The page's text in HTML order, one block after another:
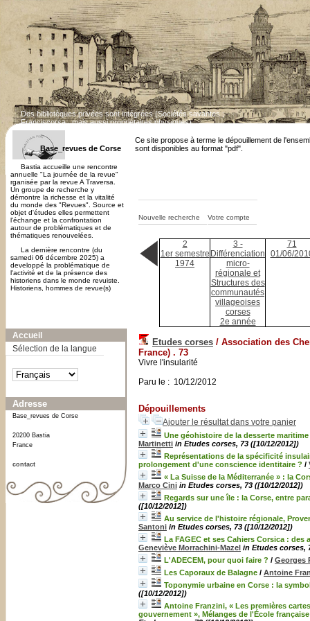
Ce site propose à terme le dépouillement de
sont disponibles au format "pdf".
Des bibliotèques privées sont intégrées (Sociétés savantes ;
Franciscorsa...mais aussi propriétaires physiques)
Nouvelle recherche Votre compte
2
1er semestre
1974
3 -
Différenciation
micro-
régionale et
Structures des
communautés
villageoises
corses
2e année
71
01/06/
Etudes corses / Association des
France) . 73
Vivre l'insularité
Paru le : 10/12/2012
Dépouillements
Ajouter le résultat dans votre panier
Une géohistoire de la desserte
Martinetti in Etudes corses, 73 ([10/12/2012])
Représentations de la spécificité
prolongement d'une conscience identitaire ? /
« La Suisse de la Méditerranée » : la
Marco Cini in Etudes corses, 73 ([10/12/2012])
Regards sur une île : la Corse, entre
([10/12/2012])
Au service de l'histoire régionale,
Santoni in Etudes corses, 73 ([10/12/2012])
La FAGEC et ses Cahiers Corsica :
Geneviève Morrachini-Mazel in Etudes corses,
L'ADECEM, pour quoi faire ? / Georges
Les Caporaux de Balagne / Antoine
Toponymie urbaine en Corse : la
([10/12/2012])
Antoine Franzini, « Les premières
gouvernement », Mélanges de l'École française
Base_revues de Corse
Bastia accueille une rencontre
annuelle "La journée de la revue"
rganisée par la revue A Traversa.
Un groupe de recherche y
démontre la richesse et la vitalité
du monde des "Revues". Source et
objet d'études elles permettent
l'échange et la confrontation
autour de problématiques et de
thématiques renouvelées.
La dernière rencontre (du
samedi 06 décembre 2025) a
developpé la problématique de
l'activité et de la présence des
historiens dans le monde revuiste.
Historiens, hommes de revue(s)
Accueil
Sélection de la langue
Adresse
Base_revues de Corse
20200 Bastia
France
contact